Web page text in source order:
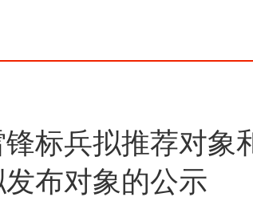
标兵拟推荐对象
布对象的公示